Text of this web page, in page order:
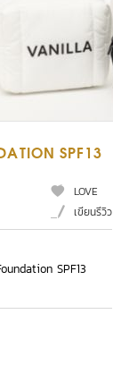
SPF13
LOVE
เขียนรีวิว
SPF13